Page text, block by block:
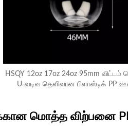
HSQY 12oz 17oz 24oz 95mm
U-வடிவ தெளிவான பிளாஸ்டிக் PP
மொத்த விற்பனை